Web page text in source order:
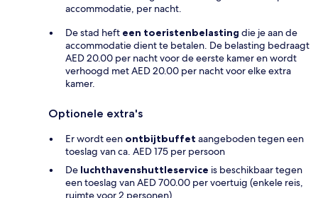
accommodatie, per nacht.
De stad heft een toeristenbelasting die je aan de
accommodatie dient te betalen. De belasting bedraagt
AED 20.00 per nacht voor de eerste kamer en wordt
verhoogd met AED 20.00 per nacht voor elke extra
kamer.
Optionele extra's
Er wordt een ontbijtbuffet aangeboden tegen een
toeslag van ca. AED 175 per persoon
De luchthavenshuttleservice is beschikbaar tegen
een toeslag van AED 700.00 per voertuig (enkele reis,
ruimte voor 2 personen)